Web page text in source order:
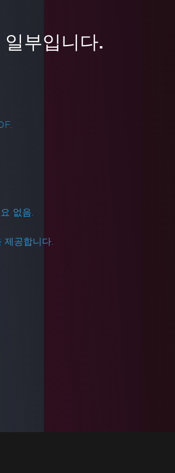
향상시키세요. 스캔 전에 이미지
화하면 더욱 정확한 OCR 결과를
더 읽어보기
일부입니다.
없음.
공합니다.